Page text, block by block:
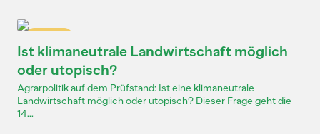
Ist klimaneutrale Landwirtschaft möglich
oder utopisch?
Agrarpolitik auf dem Prüfstand: Ist eine klimaneutrale
Landwirtschaft möglich oder utopisch? Dieser Frage geht die
14...